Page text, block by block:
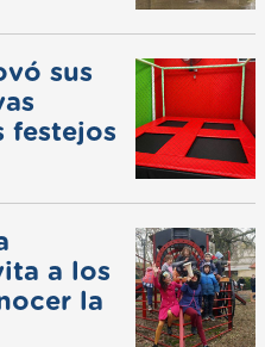
sus
festejos
a los
la